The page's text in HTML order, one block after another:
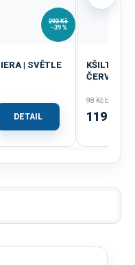
293 Kč
–39 %
| SVĚTLE
DETAIL
ČERVENÁ
98 Kč bez DPH
119 Kč